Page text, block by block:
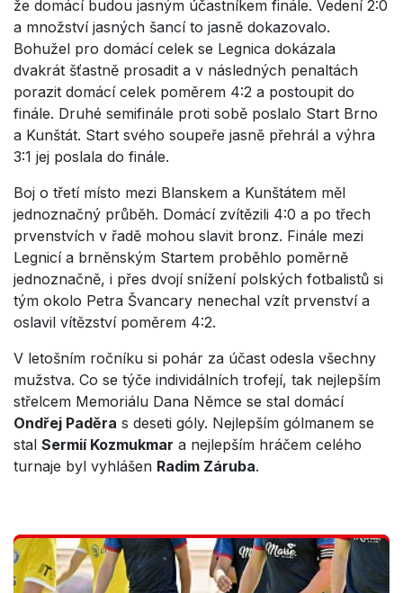
že domácí budou jasným účastníkem finále. Vedení 2:0
a množství jasných šancí to jasně dokazovalo.
Bohužel pro domácí celek se Legnica dokázala
dvakrát šťastně prosadit a v následných penaltách
porazit domácí celek poměrem 4:2 a postoupit do
finále. Druhé semifinále proti sobě poslalo Start Brno
a Kunštát. Start svého soupeře jasně přehrál a výhra
3:1 jej poslala do finále.
Boj o třetí místo mezi Blanskem a Kunštátem měl
jednoznačný průběh. Domácí zvítězili 4:0 a po třech
prvenstvích v řadě mohou slavit bronz. Finále mezi
Legnicí a brněnským Startem proběhlo poměrně
jednoznačně, i přes dvojí snížení polských fotbalistů si
tým okolo Petra Švancary nenechal vzít prvenství a
oslavil vítězství poměrem 4:2.
V letošním ročníku si pohár za účast odesla všechny
mužstva. Co se týče individálních trofejí, tak nejlepším
střelcem Memoriálu Dana Němce se stal domácí
Ondřej Paděra s deseti góly. Nejlepším gólmanem se
stal Sermií Kozmukmar a nejlepším hráčem celého
turnaje byl vyhlášen Radim Záruba.